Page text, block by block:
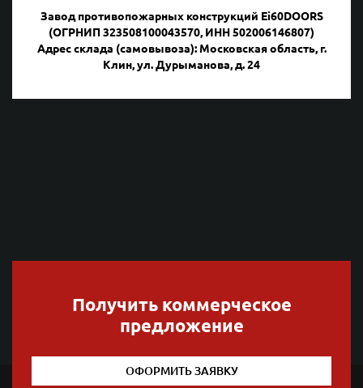
Завод противопожарных конструкций Ei60DOORS
(ОГРНИП 323508100043570, ИНН 502006146807)
Адрес склада (самовывоза): Московская область, г.
Клин, ул. Дурыманова, д. 24
Получить коммерческое
предложение
ОФОРМИТЬ ЗАЯВКУ